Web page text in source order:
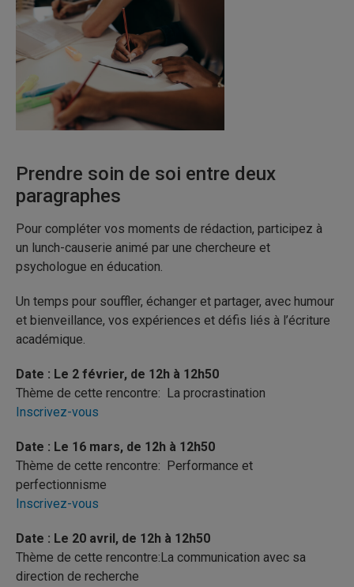
Prendre soin de soi entre deux
paragraphes
Pour compléter vos moments de rédaction, participez à
un lunch-causerie animé par une chercheure et
psychologue en éducation.
Un temps pour souffler, échanger et partager, avec humour
et bienveillance, vos expériences et défis liés à l’écriture
académique.
Date : Le 2 février, de 12h à 12h50
Thème de cette rencontre: La procrastination
Inscrivez-vous
Date : Le 16 mars, de 12h à 12h50
Thème de cette rencontre: Performance et
perfectionnisme
Inscrivez-vous
Date : Le 20 avril, de 12h à 12h50
Thème de cette rencontre:La communication avec sa
direction de recherche